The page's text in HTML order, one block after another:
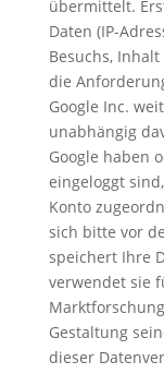
übermittelt.
Daten (IP-
Besuchs,
die
Google Inc.
unabhängig
Google haben
eingeloggt
Konto
sich bitte vor
speichert Ihre
verwendet sie
Gestaltung
dieser